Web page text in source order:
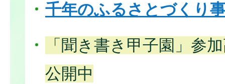
千年のふるさとづくり
「聞き書き甲子園」参
公開中